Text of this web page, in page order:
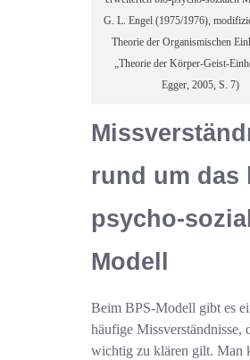
G. L. Engel (1975/1976),
Theorie der Organismischen
„Theorie der Körper-Geist-
Egger, 2005, S. 7)
rund um das
psycho-
Modell
Beim BPS-Modell gibt es
häufige Missverständnisse,
wichtig zu klären gilt. Man